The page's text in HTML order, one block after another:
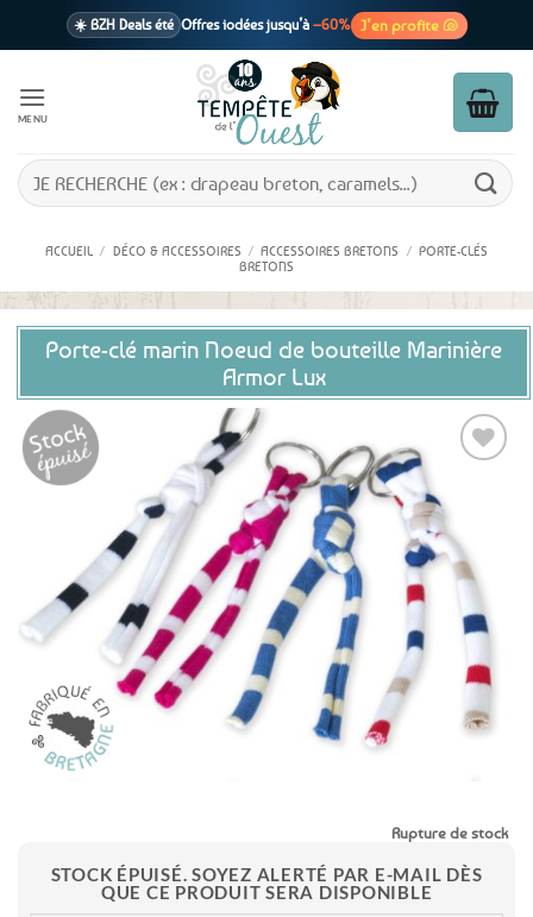
☀️ BZH Deals été Offres iodées jusqu’à –60% J’en profite 🐚
1 cadeau offertdès 39€ d’achats
En point relais dès 3,95€ seulement
MENU
Recherche
pour :
ACCUEIL / DÉCO & ACCESSOIRES / ACCESSOIRES BRETONS / PORTE-CLÉS
BRETONS
Porte-clé marin Noeud de bouteille Marinière
Armor Lux
aux
favoris
Rupture de stock
STOCK ÉPUISÉ. SOYEZ ALERTÉ PAR E-MAIL DÈS
QUE CE PRODUIT SERA DISPONIBLE